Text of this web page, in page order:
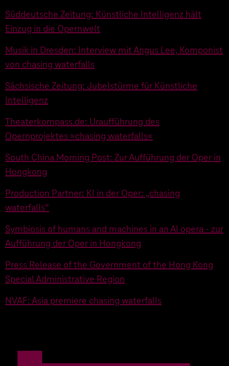
Süddeutsche Zeitung: Künstliche Intelligenz hält
Einzug in die Opernwelt
Musik in Dresden: Interview mit Angus Lee, Komponist
von chasing waterfalls
Sächsische Zeitung: Jubelstürme für Künstliche
Intelligenz
Theaterkompass.de: Uraufführung des
Opernprojektes »chasing waterfalls«
South China Morning Post: Zur Aufführung der Oper in
Hongkong
Production Partner: KI in der Oper: „chasing
waterfalls“
Symbiosis of humans and machines in an AI opera - zur
Aufführung der Oper in Hongkong
Press Release of the Government of the Hong Kong
Special Administrative Region
NVAF: Asia premiere chasing waterfalls